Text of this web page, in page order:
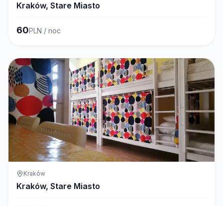
Kraków, Stare Miasto
60PLN / noc
Kraków
Kraków, Stare Miasto